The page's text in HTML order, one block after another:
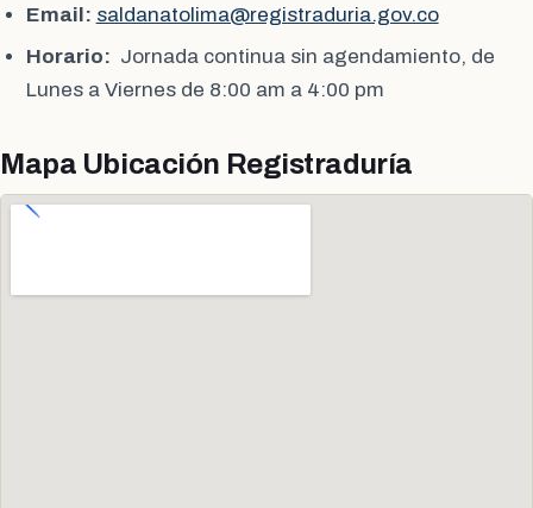
Email: saldanatolima@registraduria.gov.co
Horario: Jornada continua sin agendamiento, de
Lunes a Viernes de 8:00 am a 4:00 pm
Mapa Ubicación Registraduría